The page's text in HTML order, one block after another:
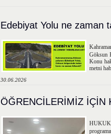
Edebiyat Yolu ne zaman
Göksun
Konu
metni
30.06.2026
ÖĞRENCİLERİMİZ İÇİN